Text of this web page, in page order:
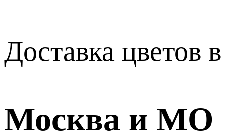
Доставка цветов в
Москва и МО